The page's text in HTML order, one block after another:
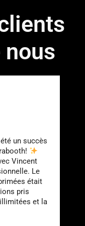
nous
un succès
Vincent
Le
était
pris
et la